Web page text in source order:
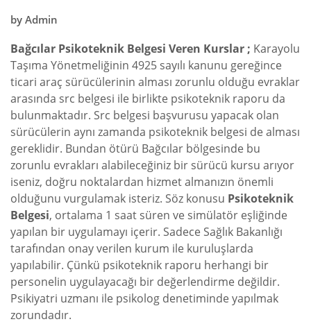
by Admin
Bağcılar Psikoteknik Belgesi Veren Kurslar ; Karayolu
Taşıma Yönetmeliğinin 4925 sayılı kanunu gereğince
ticari araç sürücülerinin alması zorunlu olduğu evraklar
arasında src belgesi ile birlikte psikoteknik raporu da
bulunmaktadır. Src belgesi başvurusu yapacak olan
sürücülerin aynı zamanda psikoteknik belgesi de alması
gereklidir. Bundan ötürü Bağcılar bölgesinde bu
zorunlu evrakları alabileceğiniz bir sürücü kursu arıyor
iseniz, doğru noktalardan hizmet almanızın önemli
olduğunu vurgulamak isteriz. Söz konusu Psikoteknik
Belgesi, ortalama 1 saat süren ve simülatör eşliğinde
yapılan bir uygulamayı içerir. Sadece Sağlık Bakanlığı
tarafından onay verilen kurum ile kuruluşlarda
yapılabilir. Çünkü psikoteknik raporu herhangi bir
personelin uygulayacağı bir değerlendirme değildir.
Psikiyatri uzmanı ile psikolog denetiminde yapılmak
zorundadır.